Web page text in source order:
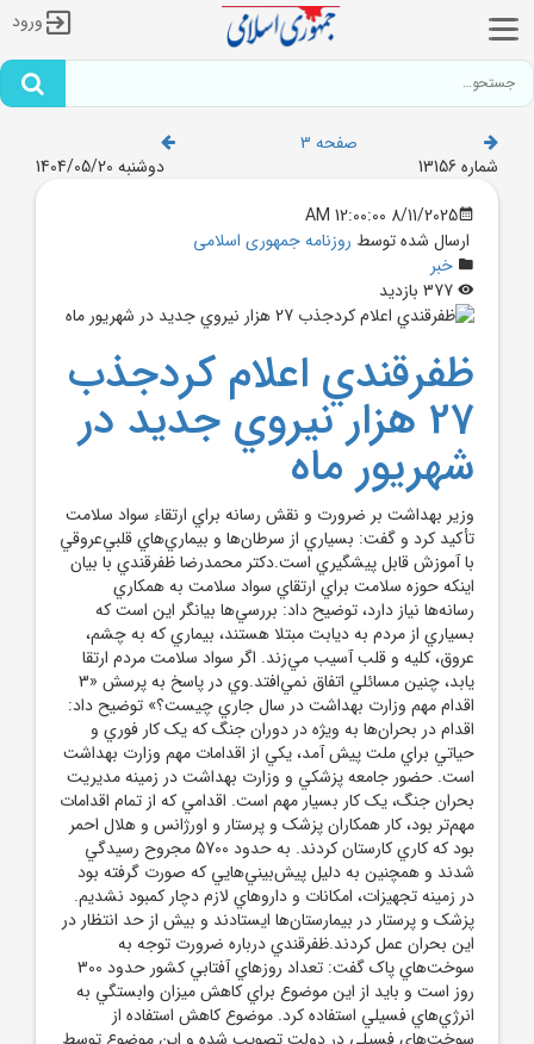
ورود
صفحه 3
شماره 13156
دوشنبه 1404/05/20
8/11/2025 12:00:00 AM
ارسال شده توسط روزنامه جمهوری اسلامی
خبر
ظفرقندي اعلام کردجذب
27 هزار نيروي جديد در
شهريور ماه
وزير بهداشت بر ضرورت و نقش رسانه براي ارتقاء سواد سلامت
تأکيد کرد و گفت: بسياري از سرطان‌ها و بيماري‌هاي قلبي‌عروقي
با آموزش قابل پيشگيري است.دکتر محمدرضا ظفرقندي با بيان
اينکه حوزه سلامت براي ارتقاي سواد سلامت به همکاري
رسانه‌ها نياز دارد، توضيح داد: بررسي‌ها بيانگر اين است که
بسياري از مردم به ديابت مبتلا هستند، بيماري که به چشم،
عروق، کليه و قلب آسيب مي‌زند. اگر سواد سلامت مردم ارتقا
يابد، چنين مسائلي اتفاق نمي‌افتد.وي در پاسخ به پرسش «3
اقدام مهم وزارت بهداشت در سال جاري چيست؟» توضيح داد:
اقدام در بحران‌ها به ويژه در دوران جنگ که يک کار فوري و
حياتي براي ملت پيش آمد، يکي از اقدامات مهم وزارت بهداشت
است. حضور جامعه پزشکي و وزارت بهداشت در زمينه مديريت
بحران جنگ، يک کار بسيار مهم است. اقدامي که از تمام اقدامات
مهم‌تر بود، کار همکاران پزشک و پرستار و اورژانس و هلال احمر
بود که کاري کارستان کردند. به حدود 5700 مجروح رسيدگي
شدند و همچنين به دليل پيش‌بيني‌هايي که صورت گرفته بود
در زمينه تجهيزات، امکانات و داروهاي لازم دچار کمبود نشديم.
پزشک و پرستار در بيمارستان‌ها ايستادند و بيش از حد انتظار در
اين بحران عمل کردند.ظفرقندي درباره ضرورت توجه به
سوخت‌هاي پاک گفت: تعداد روزهاي آفتابي کشور حدود 300
روز است و بايد از اين موضوع براي کاهش ميزان وابستگي به
انرژي‌هاي فسيلي استفاده کرد. موضوع کاهش استفاده از